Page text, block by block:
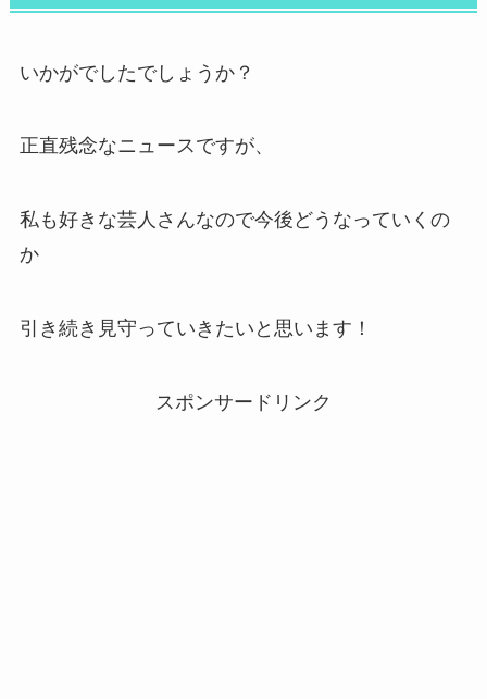
いかがでしたでしょうか？
正直残念なニュースですが、
私も好きな芸人さんなので今後どうなっていくの
か
引き続き見守っていきたいと思います！
スポンサードリンク